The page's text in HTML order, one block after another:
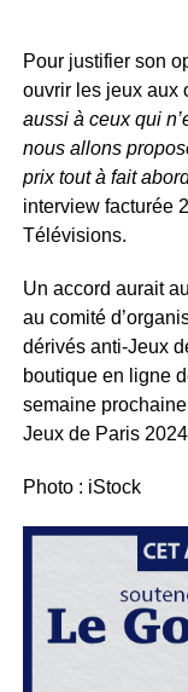
Pour justifier son
ouvrir les jeux aux
aussi à ceux qui
nous allons
prix tout à fait
interview facturée
Télévisions.
Un accord aurait
au comité
dérivés anti-Jeux
boutique en ligne
semaine
Jeux de Paris
Photo : iStock